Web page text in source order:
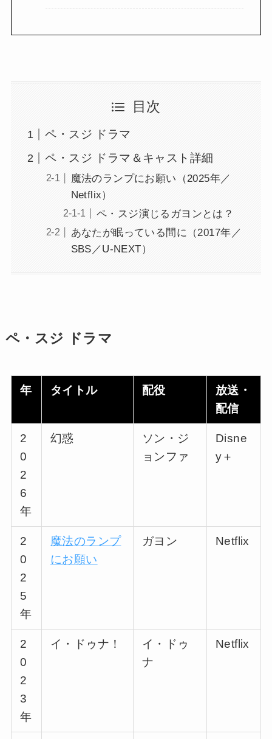
目次
ペ・スジ ドラマ
ペ・スジ ドラマ＆キャスト詳細
魔法のランプにお願い（2025年／
Netflix）
ペ・スジ演じるガヨンとは？
あなたが眠っている間に（2017年／
SBS／U-NEXT）
ペ・スジ ドラマ
年 タイトル 配役
放送・
配信
2
0
2
6
年
幻惑
ソン・ジ
ョンファ
Disne
y＋
2
0
2
5
年
魔法のランプ
にお願い
ガヨン Netflix
2
0
2
3
年
イ・ドゥナ！
イ・ドゥ
ナ
Netflix